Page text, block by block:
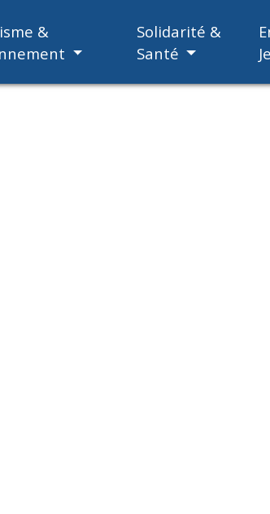
&
Solidarité &
Santé